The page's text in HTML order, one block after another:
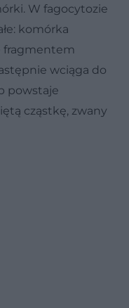
W fagocytozie
komórka
fragmentem
wciąga do
powstaje
cząstkę, zwany